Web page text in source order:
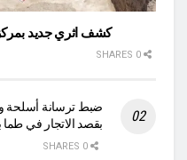
كشف اثري جديد
ضبط ترسانة أسلحة
بقصد الاتجار في